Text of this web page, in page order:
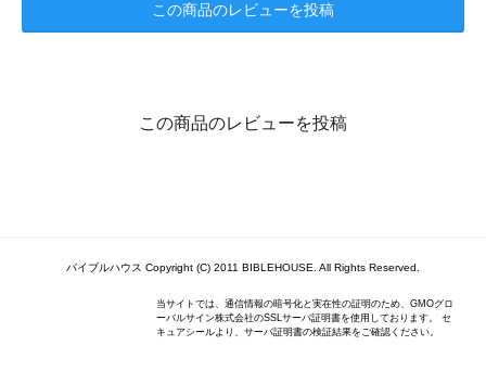
この商品のレビューを投稿
この商品のレビューを投稿
バイブルハウス Copyright (C) 2011 BIBLEHOUSE. All Rights Reserved.
当サイトでは、通信情報の暗号化と実在性の証明のため、GMOグロ
ーバルサイン株式会社のSSLサーバ証明書を使用しております。 セ
キュアシールより、サーバ証明書の検証結果をご確認ください。